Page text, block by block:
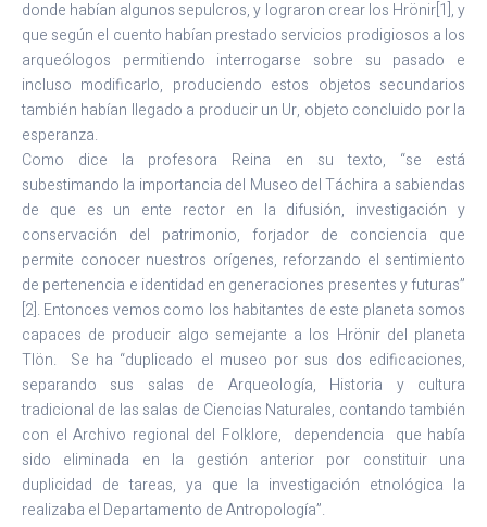
donde habían algunos sepulcros, y lograron crear los Hrönir[1], y
que según el cuento habían prestado servicios prodigiosos a los
arqueólogos permitiendo interrogarse sobre su pasado e
incluso modificarlo, produciendo estos objetos secundarios
también habían llegado a producir un Ur, objeto concluido por la
esperanza.
Como dice la profesora Reina en su texto, “se está
subestimando la importancia del Museo del Táchira a sabiendas
de que es un ente rector en la difusión, investigación y
conservación del patrimonio, forjador de conciencia que
permite conocer nuestros orígenes, reforzando el sentimiento
de pertenencia e identidad en generaciones presentes y futuras”
[2]. Entonces vemos como los habitantes de este planeta somos
capaces de producir algo semejante a los Hrönir del planeta
Tlön. Se ha “duplicado el museo por sus dos edificaciones,
separando sus salas de Arqueología, Historia y cultura
tradicional de las salas de Ciencias Naturales, contando también
con el Archivo regional del Folklore, dependencia que había
sido eliminada en la gestión anterior por constituir una
duplicidad de tareas, ya que la investigación etnológica la
realizaba el Departamento de Antropología”.